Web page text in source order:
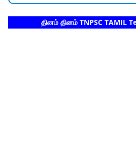
தினம் தினம் TNPSC TAMIL Test